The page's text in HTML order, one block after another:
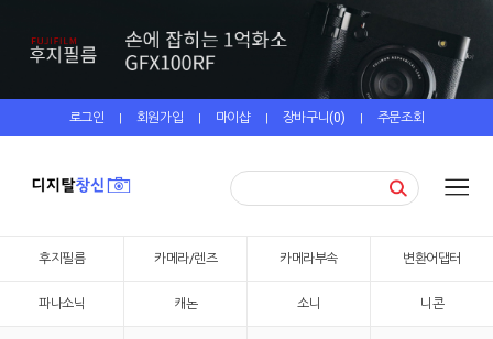
로그인 | 회원가입 | 마이샵 | 장바구니(0) | 주문조회
후지필름 카메라/렌즈 카메라부속 변환어댑터
파나소닉 캐논 소니 니콘